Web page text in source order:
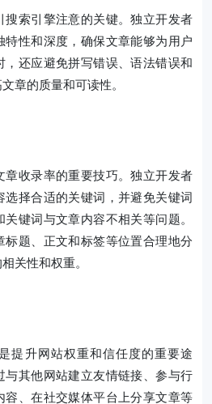
搜索引擎注意的关键。独立开发者
特性和深度，确保文章能够为用户
还应避免拼写错误、语法错误和
章的质量和可读性。
章收录率的重要技巧。独立开发者
选择合适的关键词，并避免关键词
键词与文章内容不相关等问题。
标题、正文和标签等位置合理地分
关性和权重。
提升网站权重和信任度的重要途
与其他网站建立友情链接、参与行
容、在社交媒体平台上分享文章等